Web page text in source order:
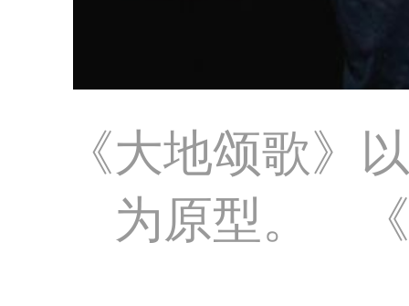
《大地颂歌》
为原型。 《